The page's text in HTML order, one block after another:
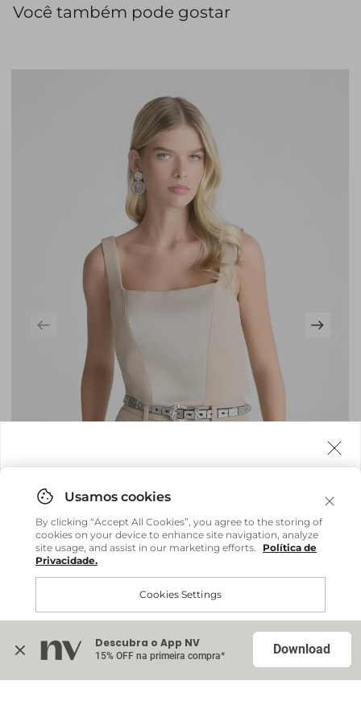
Você também pode gostar
Blusa Adriana - Bege Field
R$ 359,20
ou até6x R$ 59,86sem juros
em sua casa, não importa onde você estiver.
Comprar no site internacional
InternacionalDescubra o App NV
15% OFF na primeira compra* Download
By clicking “Accept All Cookies”, you agree to the storing of
cookies on your device to enhance site navigation, analyze
site usage, and assist in our marketing efforts.
Política de
Privacidade.
Cookies Settings
Accept All Cookies